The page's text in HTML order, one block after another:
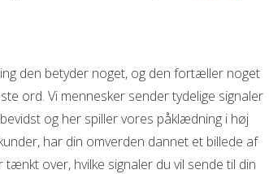
den betyder noget, og den fortæller noget
ord. Vi mennesker sender tydelige signaler
og her spiller vores påklædning i høj
har din omverden dannet et billede af
over, hvilke signaler du vil sende til din